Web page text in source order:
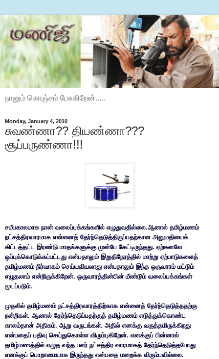
நானும் கொஞ்சம் பேசுகிறேன்.....
Monday, January 4, 2010
சுவண்ணா?? தியண்ணா???
சூப்பருண்ணா!!!
சமீபகாலமாக நான் வலைப்பக்கங்களில் எழுதுவதில்லை.ஆனால் தமிழ்மணம்
நட்சத்திரவாரமாக என்னைத் தேர்ந்தெடுத்திருப்பதற்கான அனுமதியைக்
கிட்டத்தட்ட இரண்டு மாதங்களுக்கு முன்பே கேட்டிருந்தது. ஏற்கனவே
ஒப்புக்கொடுக்கப்பட்டது என்பதாலும் இறுதிநேரத்தில் மாற்று ஏற்பாடுகளைத்
தமிழ்மணம் நிர்வாகம் செய்யவியலாது என்பதாலும் இந்த ஒருவாரம் மட்டும்
எழுதலாம் என்றிருக்கிறேன். ஒருவாரத்தின்பின் மீண்டும் வலைப்பக்கங்கள்
மூடப்படும்.
முதலில் தமிழ்மணம் நட்சத்திரவாரத்திற்காக என்னைத் தேர்ந்தெடுத்ததற்கு
நன்றிகள். ஆனால் தேர்ந்தெடுப்பதற்குத் தமிழ்மணம் எடுத்துக்கொண்ட
காலம்தான் அதிகம். ஆறு வருடங்கள். அதில் எனக்கு வருத்தமிருக்கிறது
என்பதைப் பதிவு செய்துகொள்ள விரும்புகிறேன். எனக்குப் பின்னால்
தமிழ்மணத்தில் எழுத வந்த பலர் நட்சத்திர வாரமாகத் தேர்ந்தெடுத்தபோது
எனக்குப் பொறாமையாக இருந்தது என்பதை மறைக்க விரும்பவில்லை.